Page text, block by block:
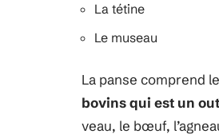
La tétine
Le museau
La panse comprend
bovins qui est un
veau, le bœuf,